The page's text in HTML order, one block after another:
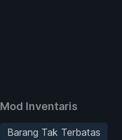
Mod Inventaris
Barang Tak Terbatas